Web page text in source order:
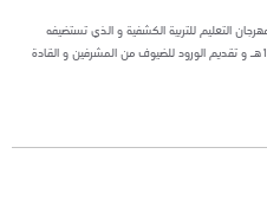
التعليم للتربية الكشفية و الذي تستضيفه
منطقة الجوف خلال الفترة من 19-23 /2 / 1440هـ و تقديم الورود للضيوف من المشرفين و القادة